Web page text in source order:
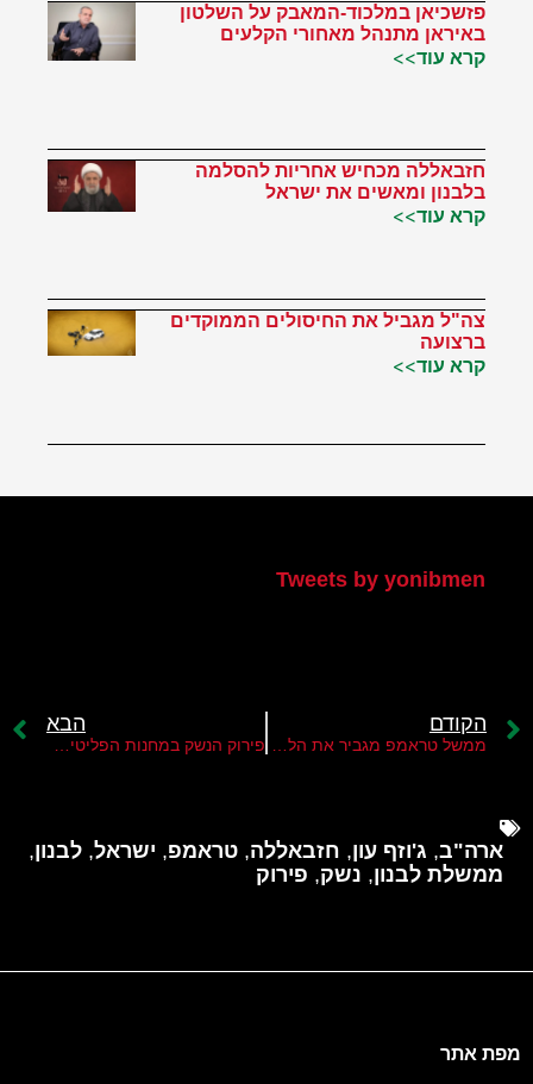
פזשכיאן במלכוד-המאבק על השלטון
באיראן מתנהל מאחורי הקלעים
קרא עוד>>
חזבאללה מכחיש אחריות להסלמה
בלבנון ומאשים את ישראל
קרא עוד>>
צה"ל מגביל את החיסולים הממוקדים
ברצועה
קרא עוד>>
Tweets by yonibmen
הקודם הבא
ארה"ב, ג'וזף עון, חזבאללה, טראמפ, ישראל, לבנון,
ממשלת לבנון, נשק, פירוק
מפת אתר